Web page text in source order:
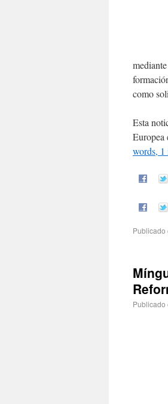
como
Esta
Europea
words, 1
Publicado
Publicado